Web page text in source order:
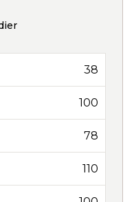
38
100
78
110